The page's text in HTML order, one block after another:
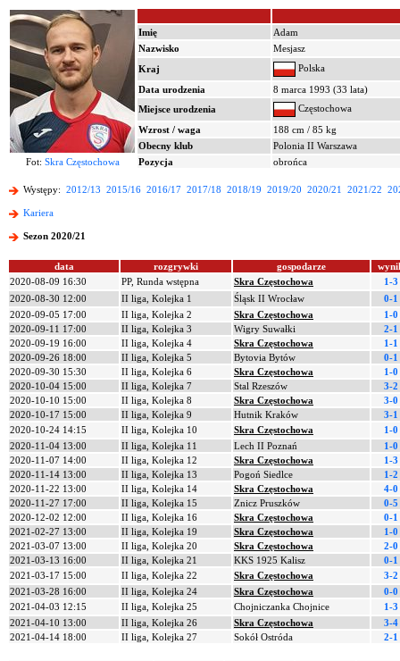
Imię
Adam
Nazwisko
Mesjasz
Kraj
Polska
Data urodzenia
8 marca 1993 (33 lata)
Miejsce urodzenia
Częstochowa
Wzrost / waga
188 cm / 85 kg
Obecny klub
Polonia II Warszawa
Fot: Skra Częstochowa Pozycja obrońca
Występy: 2012/13 2015/16 2016/17 2017/18 2018/19 2019/20 2020/21 2021/22
Kariera
Sezon 2020/21
data rozgrywki gospodarze
2020-08-09 16:30
PP, Runda wstępna Skra Częstochowa
1-3
2020-08-30 12:00
II liga, Kolejka 1 Śląsk II Wrocław
0-1
2020-09-05 17:00
II liga, Kolejka 2 Skra Częstochowa
1-0
2020-09-11 17:00
II liga, Kolejka 3 Wigry Suwałki
2-1
2020-09-19 16:00
II liga, Kolejka 4 Skra Częstochowa
1-1
2020-09-26 18:00
II liga, Kolejka 5 Bytovia Bytów
0-1
2020-09-30 15:30
II liga, Kolejka 6 Skra Częstochowa
1-0
2020-10-04 15:00
II liga, Kolejka 7 Stal Rzeszów
3-2
2020-10-10 15:00
II liga, Kolejka 8 Skra Częstochowa
3-0
2020-10-17 15:00
II liga, Kolejka 9 Hutnik Kraków
3-1
2020-10-24 14:15
II liga, Kolejka 10 Skra Częstochowa
1-0
2020-11-04 13:00
II liga, Kolejka 11 Lech II Poznań
1-0
2020-11-07 14:00
II liga, Kolejka 12 Skra Częstochowa
1-3
2020-11-14 13:00
II liga, Kolejka 13 Pogoń Siedlce
1-2
2020-11-22 13:00
II liga, Kolejka 14 Skra Częstochowa
4-0
2020-11-27 17:00
II liga, Kolejka 15 Znicz Pruszków
0-5
2020-12-02 12:00
II liga, Kolejka 16 Skra Częstochowa
0-1
2021-02-27 13:00
II liga, Kolejka 19 Skra Częstochowa
1-0
2021-03-07 13:00
II liga, Kolejka 20 Skra Częstochowa
2-0
2021-03-13 16:00
II liga, Kolejka 21 KKS 1925 Kalisz
0-1
2021-03-17 15:00
II liga, Kolejka 22 Skra Częstochowa
3-2
2021-03-28 16:00
II liga, Kolejka 24 Skra Częstochowa
0-0
2021-04-03 12:15
II liga, Kolejka 25 Chojniczanka Chojnice
1-3
2021-04-10 13:00
II liga, Kolejka 26 Skra Częstochowa
3-4
2021-04-14 18:00
II liga, Kolejka 27 Sokół Ostróda 2-1